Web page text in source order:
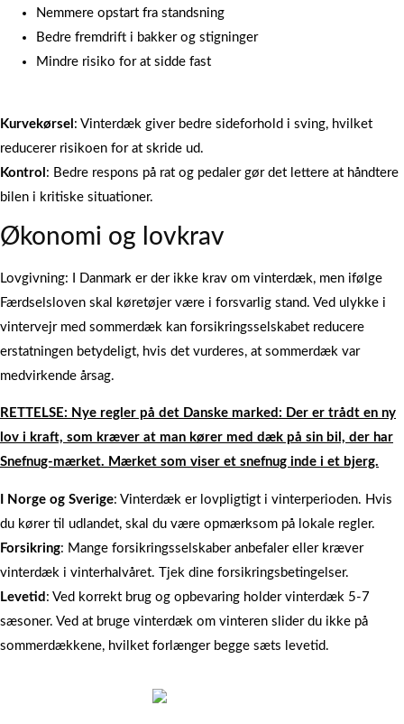
Nemmere opstart fra standsning
Bedre fremdrift i bakker og stigninger
Mindre risiko for at sidde fast
Kurvekørsel : Vinterdæk giver bedre sideforhold i sving, hvilket
reducerer risikoen for at skride ud.
Kontrol : Bedre respons på rat og pedaler gør det lettere at håndtere
bilen i kritiske situationer.
Økonomi og lovkrav
Lovgivning: I Danmark er der ikke krav om vinterdæk, men ifølge
Færdselsloven skal køretøjer være i forsvarlig stand. Ved ulykke i
vintervejr med sommerdæk kan forsikringsselskabet reducere
erstatningen betydeligt, hvis det vurderes, at sommerdæk var
medvirkende årsag.
RETTELSE: Nye regler på det Danske marked: Der er trådt en ny
lov i kraft, som kræver at man kører med dæk på sin bil, der har
Snefnug-mærket. Mærket som viser et snefnug inde i et bjerg.
I Norge og Sverige: Vinterdæk er lovpligtigt i vinterperioden. Hvis
du kører til udlandet, skal du være opmærksom på lokale regler.
Forsikring: Mange forsikringsselskaber anbefaler eller kræver
vinterdæk i vinterhalvåret. Tjek dine forsikringsbetingelser.
Levetid : Ved korrekt brug og opbevaring holder vinterdæk 5-7
sæsoner. Ved at bruge vinterdæk om vinteren slider du ikke på
sommerdækkene, hvilket forlænger begge sæts levetid.